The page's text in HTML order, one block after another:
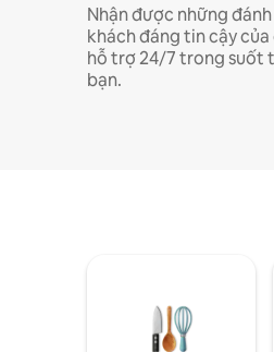
Nhận được những
khách đáng tin cậy
hỗ trợ 24/7 trong suốt
bạn.